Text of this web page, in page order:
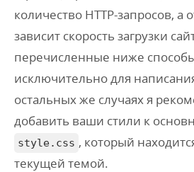
количество HTTP-запросов,
зависит скорость загрузки
перечисленные ниже
исключительно для
остальных же случаях я
добавить ваши стили к
style.css , который
текущей темой.